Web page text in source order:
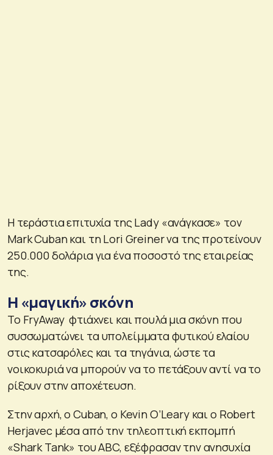
Η τεράστια επιτυχία της Lady «ανάγκασε» τον
Mark Cuban και τη Lori Greiner να της προτείνουν
250.000 δολάρια για ένα ποσοστό της εταιρείας
της.
Η «μαγική» σκόνη
Το FryAway φτιάχνει και πουλά μια σκόνη που
συσσωματώνει τα υπολείμματα φυτικού ελαίου
στις κατσαρόλες και τα τηγάνια, ώστε τα
νοικοκυριά να μπορούν να το πετάξουν αντί να το
ρίξουν στην αποχέτευση.
Στην αρχή, ο Cuban, ο Kevin O’Leary και ο Robert
Herjavec μέσα από την τηλεοπτική εκπομπή
«Shark Tank» του ABC, εξέφρασαν την ανησυχία